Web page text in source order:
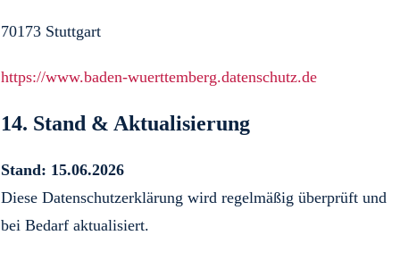
70173 Stuttgart
https://www.baden-wuerttemberg.datenschutz.de
14. Stand & Aktualisierung
Stand: 15.06.2026
Diese Datenschutzerklärung wird regelmäßig überprüft und
bei Bedarf aktualisiert.